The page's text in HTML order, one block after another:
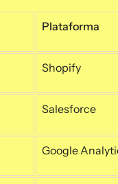
Plataforma
Shopify
Salesforce
Google